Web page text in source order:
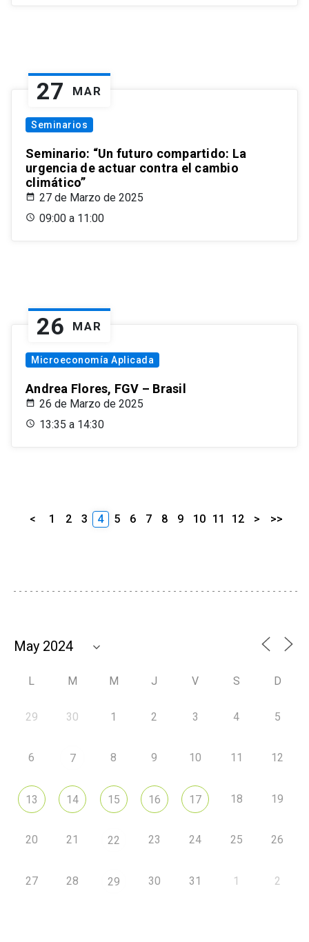
27 MAR
Seminarios
Seminario: “Un futuro compartido: La
urgencia de actuar contra el cambio
climático”
27 de Marzo de 2025
09:00 a 11:00
26 MAR
Microeconomía Aplicada
Andrea Flores, FGV – Brasil
26 de Marzo de 2025
13:35 a 14:30
< 1 2 3 4 5 6 7 8 9 10 11 12 > >>
L M M J V S D
29 30 1 2 3 4 5
6 7 8 9 10 11 12
13 14 15 16 17 18 19
20 21 22 23 24 25 26
27 28 29 30 31 1 2